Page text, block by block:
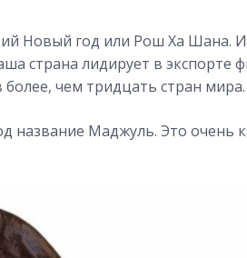
Новый год или Рош Ха Шана. И
страна лидирует в
более, чем тридцать стран мира.
название Маджуль. Это очень